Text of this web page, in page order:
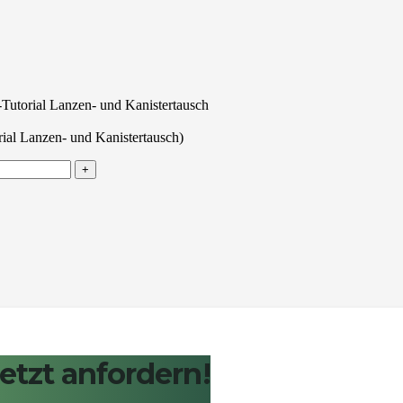
anfordern!
Lanzen- und Kanistertausch
Lanzen- und Kanistertausch)